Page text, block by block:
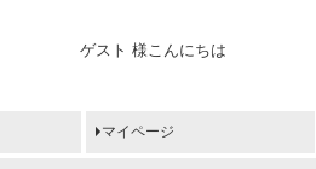
ゲスト 様こんにちは
マイページ